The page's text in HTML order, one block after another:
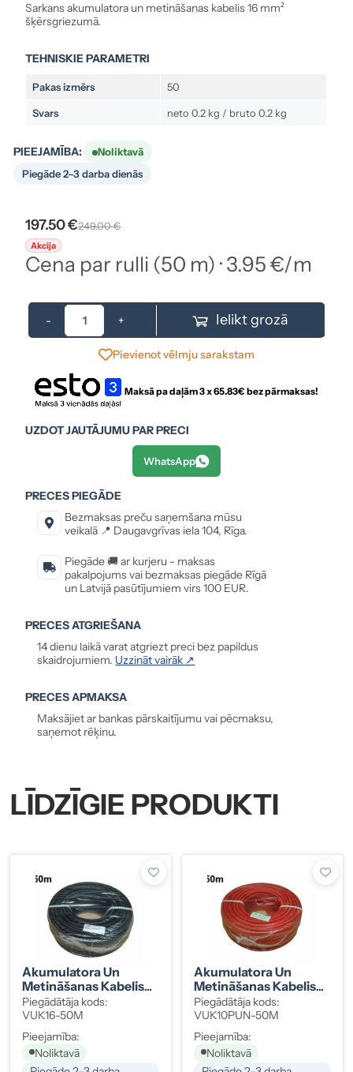
Sarkans akumulatora un metināšanas kabelis 16 mm²
šķērsgriezumā.
TEHNISKIE PARAMETRI
Pakas izmērs 50
Svars neto 0.2 kg / bruto 0.2 kg
PIEEJAMĪBA:
Noliktavā
Piegāde 2–3 darba dienās
197.50 €249.00 €
Akcija
Cena par rulli (50 m) · 3.95 €/m
- + Ielikt grozā
Pievienot vēlmju sarakstam
Maksā pa daļām 3 x65.83€ bez pārmaksas!
UZDOT JAUTĀJUMU PAR PRECI
WhatsApp
PRECES PIEGĀDE
Bezmaksas preču saņemšana mūsu
veikalā 📍 Daugavgrīvas iela 104, Rīga.
Piegāde 🚚 ar kurjeru - maksas
pakalpojums vai bezmaksas piegāde Rīgā
un Latvijā pasūtījumiem virs 100 EUR.
PRECES ATGRIEŠANA
14 dienu laikā varat atgriezt preci bez papildus
skaidrojumiem. Uzzināt vairāk ↗
PRECES APMAKSA
Maksājiet ar bankas pārskaitījumu vai pēcmaksu,
saņemot rēķinu.
LĪDZĪGIE PRODUKTI
Akumulatora Un
Metināšanas Kabelis
16 Mm² Melns 50 M
Piegādātāja kods:
VUK16-50M
Pieejamība:
Noliktavā
Akumulatora Un
Metināšanas Kabelis
10 Mm² Sarkans 50 M
Piegādātāja kods:
VUK10PUN-50M
Pieejamība:
Noliktavā